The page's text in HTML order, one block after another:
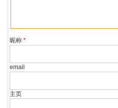
昵称*
email
主页